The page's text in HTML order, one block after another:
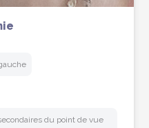
du point de vue